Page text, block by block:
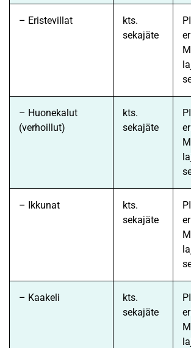
– Eristevillat
kts.
sekajäte
– Huonekalut
(verhoillut)
kts.
sekajäte
– Ikkunat
kts.
sekajäte
– Kaakeli
kts.
sekajäte